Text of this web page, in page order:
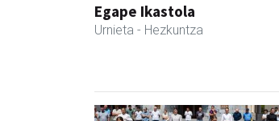
Egape Ikastola
Urnieta - Hezkuntza